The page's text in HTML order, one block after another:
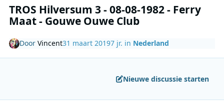
TROS Hilversum 3 - 08-08-1982 - Ferry
Maat - Gouwe Ouwe Club
DoorVincent31 maart 20197 jr. in Nederland
Nieuwe discussie starten